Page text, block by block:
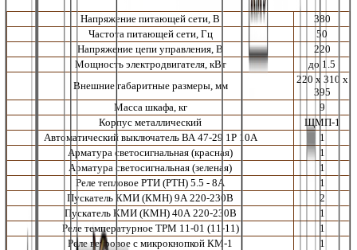
Напряжение питающей сети, В
380
Частота питающей сети, Гц
50
Напряжение цепи управления, В
220
Мощность электродвигателя, кВт
до 1.5
Внешние габаритные размеры, мм
220 х 310 х
395
Масса шкафа, кг
9
Корпус металлический
ЩМП-1
Автоматический выключатель ВА 47-29 1Р 10А
1
Арматура светосигнальная (красная)
1
Арматура светосигнальная (зеленая)
1
Реле тепловое РТИ (РТН) 5.5 - 8А
1
Пускатель КМИ (КМН) 9А 220-230В
2
Пускатель КМИ (КМН) 40А 220-230В
1
Реле температурное ТРМ 11-01 (11-11)
1
Реле ветровое с микрокнопкой КМ-1
1